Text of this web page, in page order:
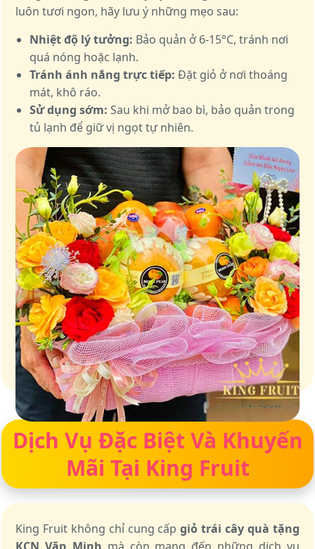
luôn tươi ngon, hãy lưu ý những mẹo sau:
Nhiệt độ lý tưởng: Bảo quản ở 6-15°C, tránh nơi
quá nóng hoặc lạnh.
Tránh ánh nắng trực tiếp: Đặt giỏ ở nơi thoáng
mát, khô ráo.
Sử dụng sớm: Sau khi mở bao bì, bảo quản trong
tủ lạnh để giữ vị ngọt tự nhiên.
Giữ trọn vị ngọt của thiên nhiên
Dịch Vụ Đặc Biệt Và Khuyến
Mãi Tại King Fruit
King Fruit không chỉ cung cấpgiỏ trái cây quà tặng